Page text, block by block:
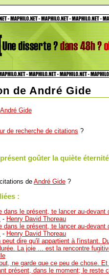
de André Gide
André Gide
de recherche de citations ?
goûter la quiète
de André Gide ?
:
dans le présent, te lancer au-
- Henry David Thoreau
dans le présent, te lancer au-
- Henry David Thoreau
peut dire qu'il appartient à l'instant.
La joie ... est la rencontre
ne garde que ce peu de chose.
présent, dans le moment; le reste